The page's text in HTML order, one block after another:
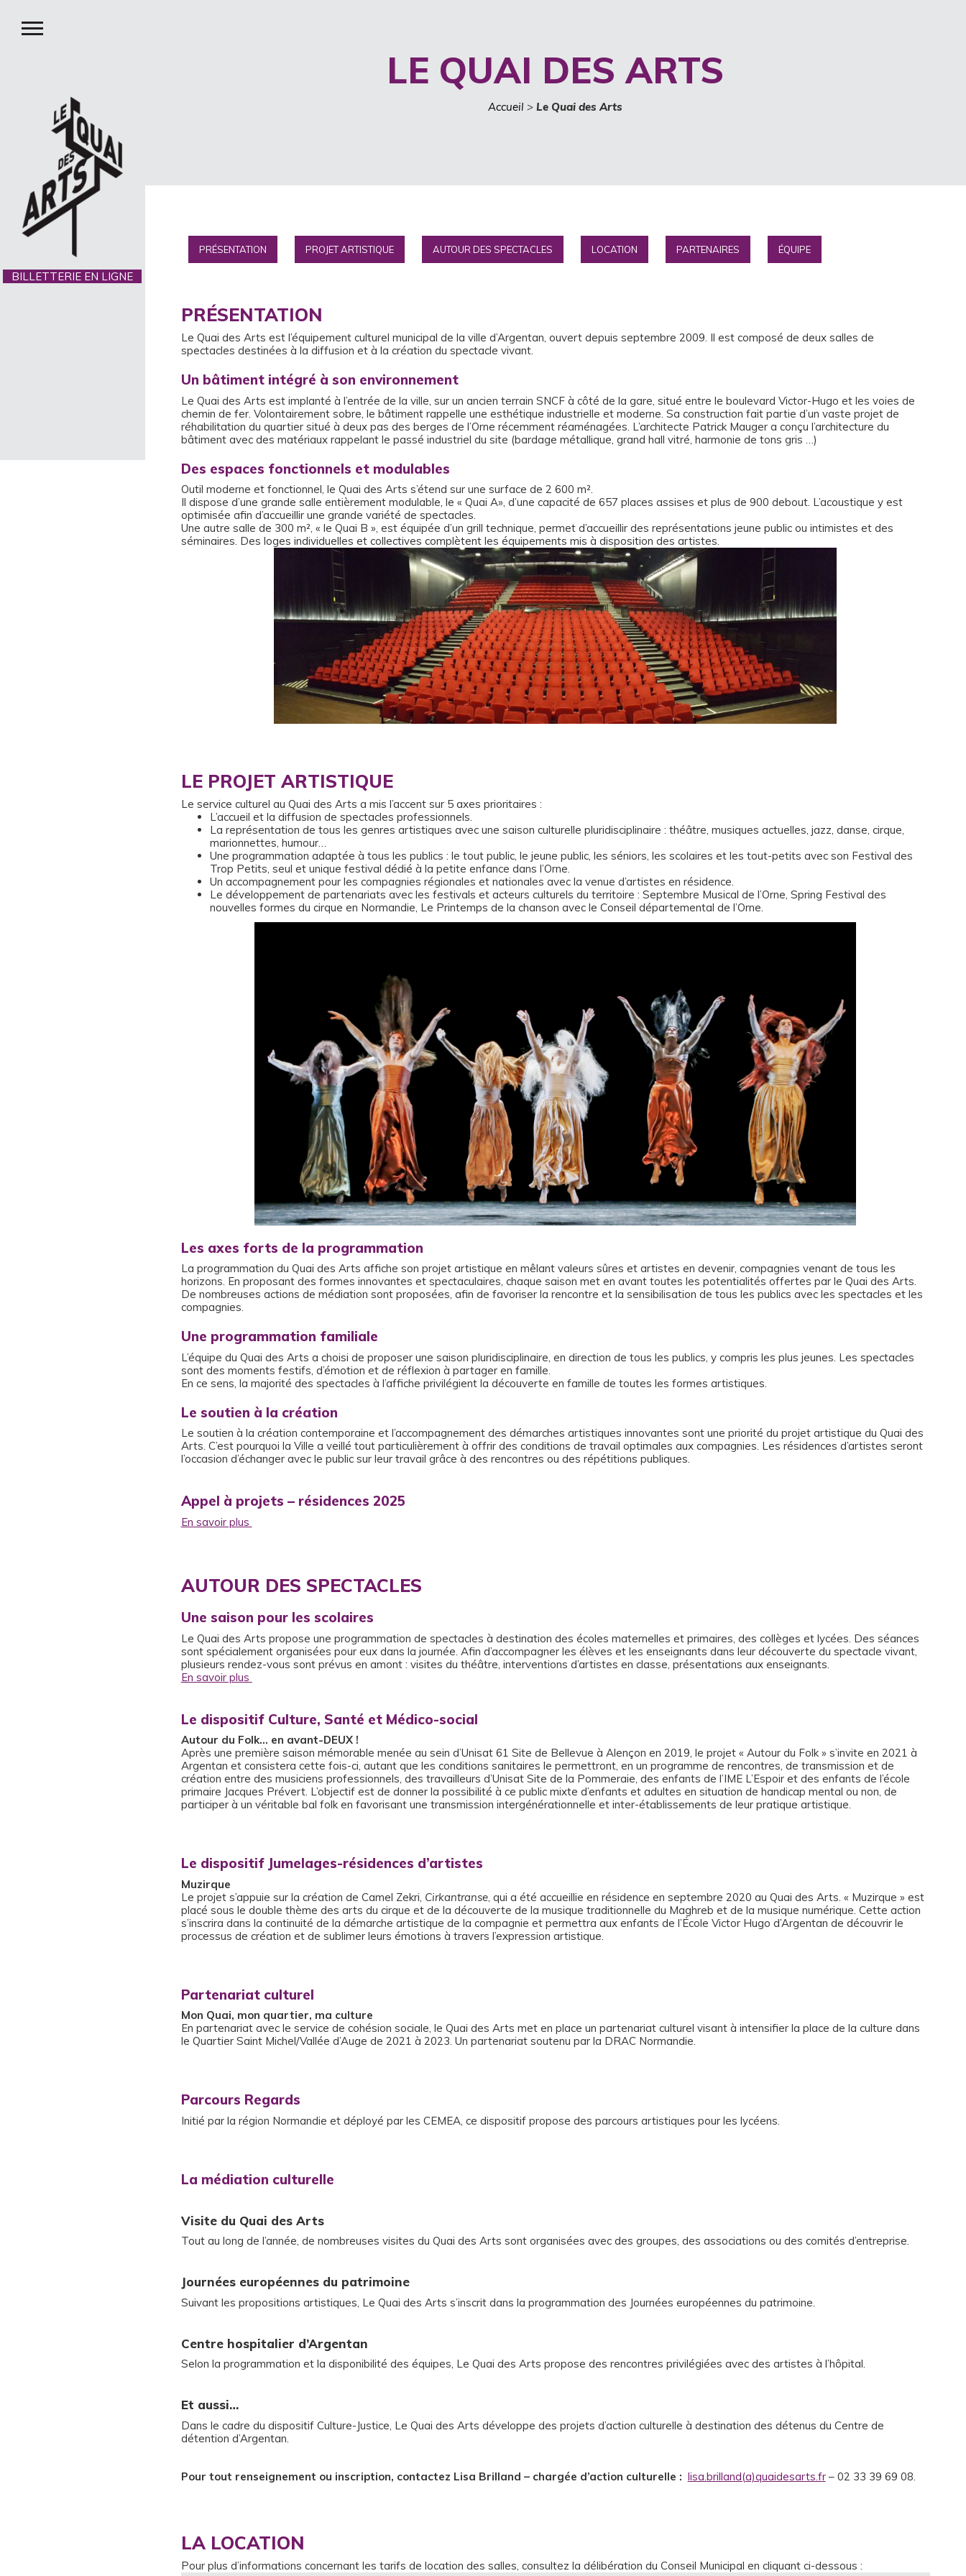
BILLETTERIE EN LIGNE
LE QUAI DES ARTS
Accueil >Le Quai des Arts
PRÉSENTATION PROJET ARTISTIQUE AUTOUR DES SPECTACLES LOCATION PARTENAIRES ÉQUIPE
PRÉSENTATION
Le Quai des Arts est l’équipement culturel municipal de la ville d’Argentan, ouvert depuis septembre 2009. Il est composé de deux salles de
spectacles destinées à la diffusion et à la création du spectacle vivant.
Un bâtiment intégré à son environnement
Le Quai des Arts est implanté à l’entrée de la ville, sur un ancien terrain SNCF à côté de la gare, situé entre le boulevard Victor-Hugo et les voies de
chemin de fer. Volontairement sobre, le bâtiment rappelle une esthétique industrielle et moderne. Sa construction fait partie d’un vaste projet de
réhabilitation du quartier situé à deux pas des berges de l’Orne récemment réaménagées. L’architecte Patrick Mauger a conçu l’architecture du
bâtiment avec des matériaux rappelant le passé industriel du site (bardage métallique, grand hall vitré, harmonie de tons gris …)
Des espaces fonctionnels et modulables
Outil moderne et fonctionnel, le Quai des Arts s’étend sur une surface de 2 600 m².
Il dispose d’une grande salle entièrement modulable, le « Quai A», d’une capacité de 657 places assises et plus de 900 debout. L’acoustique y est
optimisée afin d’accueillir une grande variété de spectacles.
Une autre salle de 300 m², « le Quai B », est équipée d’un grill technique, permet d’accueillir des représentations jeune public ou intimistes et des
séminaires. Des loges individuelles et collectives complètent les équipements mis à disposition des artistes.
LE PROJET ARTISTIQUE
Le service culturel au Quai des Arts a mis l’accent sur 5 axes prioritaires :
L’accueil et la diffusion de spectacles professionnels.
La représentation de tous les genres artistiques avec une saison culturelle pluridisciplinaire : théâtre, musiques actuelles, jazz, danse, cirque,
marionnettes, humour…
Une programmation adaptée à tous les publics : le tout public, le jeune public, les séniors, les scolaires et les tout-petits avec son Festival des
Trop Petits, seul et unique festival dédié à la petite enfance dans l’Orne.
Un accompagnement pour les compagnies régionales et nationales avec la venue d’artistes en résidence.
Le développement de partenariats avec les festivals et acteurs culturels du territoire : Septembre Musical de l’Orne, Spring Festival des
nouvelles formes du cirque en Normandie, Le Printemps de la chanson avec le Conseil départemental de l’Orne.
Les axes forts de la programmation
La programmation du Quai des Arts affiche son projet artistique en mêlant valeurs sûres et artistes en devenir, compagnies venant de tous les
horizons. En proposant des formes innovantes et spectaculaires, chaque saison met en avant toutes les potentialités offertes par le Quai des Arts.
De nombreuses actions de médiation sont proposées, afin de favoriser la rencontre et la sensibilisation de tous les publics avec les spectacles et les
compagnies.
Une programmation familiale
L’équipe du Quai des Arts a choisi de proposer une saison pluridisciplinaire, en direction de tous les publics, y compris les plus jeunes. Les spectacles
sont des moments festifs, d’émotion et de réflexion à partager en famille.
En ce sens, la majorité des spectacles à l’affiche privilégient la découverte en famille de toutes les formes artistiques.
Le soutien à la création
Le soutien à la création contemporaine et l’accompagnement des démarches artistiques innovantes sont une priorité du projet artistique du Quai des
Arts. C’est pourquoi la Ville a veillé tout particulièrement à offrir des conditions de travail optimales aux compagnies. Les résidences d’artistes seront
l’occasion d’échanger avec le public sur leur travail grâce à des rencontres ou des répétitions publiques.
Appel à projets – résidences 2025
En savoir plus
AUTOUR DES SPECTACLES
Une saison pour les scolaires
Le Quai des Arts propose une programmation de spectacles à destination des écoles maternelles et primaires, des collèges et lycées. Des séances
sont spécialement organisées pour eux dans la journée. Afin d’accompagner les élèves et les enseignants dans leur découverte du spectacle vivant,
plusieurs rendez-vous sont prévus en amont : visites du théâtre, interventions d’artistes en classe, présentations aux enseignants.
En savoir plus
Le dispositif Culture, Santé et Médico-social
Autour du Folk… en avant-DEUX !
Après une première saison mémorable menée au sein d’Unisat 61 Site de Bellevue à Alençon en 2019, le projet « Autour du Folk » s’invite en 2021 à
Argentan et consistera cette fois-ci, autant que les conditions sanitaires le permettront, en un programme de rencontres, de transmission et de
création entre des musiciens professionnels, des travailleurs d’Unisat Site de la Pommeraie, des enfants de l’IME L’Espoir et des enfants de l’école
primaire Jacques Prévert. L’objectif est de donner la possibilité à ce public mixte d’enfants et adultes en situation de handicap mental ou non, de
participer à un véritable bal folk en favorisant une transmission intergénérationnelle et inter-établissements de leur pratique artistique.
Le dispositif Jumelages-résidences d’artistes
Muzirque
Le projet s’appuie sur la création de Camel Zekri, Cirkantranse, qui a été accueillie en résidence en septembre 2020 au Quai des Arts. « Muzirque » est
placé sous le double thème des arts du cirque et de la découverte de la musique traditionnelle du Maghreb et de la musique numérique. Cette action
s’inscrira dans la continuité de la démarche artistique de la compagnie et permettra aux enfants de l’École Victor Hugo d’Argentan de découvrir le
processus de création et de sublimer leurs émotions à travers l’expression artistique.
Partenariat culturel
Mon Quai, mon quartier, ma culture
En partenariat avec le service de cohésion sociale, le Quai des Arts met en place un partenariat culturel visant à intensifier la place de la culture dans
le Quartier Saint Michel/Vallée d’Auge de 2021 à 2023. Un partenariat soutenu par la DRAC Normandie.
Parcours Regards
Initié par la région Normandie et déployé par les CEMEA, ce dispositif propose des parcours artistiques pour les lycéens.
La médiation culturelle
Visite du Quai des Arts
Tout au long de l’année, de nombreuses visites du Quai des Arts sont organisées avec des groupes, des associations ou des comités d’entreprise.
Journées européennes du patrimoine
Suivant les propositions artistiques, Le Quai des Arts s’inscrit dans la programmation des Journées européennes du patrimoine.
Centre hospitalier d’Argentan
Selon la programmation et la disponibilité des équipes, Le Quai des Arts propose des rencontres privilégiées avec des artistes à l’hôpital.
Et aussi…
Dans le cadre du dispositif Culture-Justice, Le Quai des Arts développe des projets d’action culturelle à destination des détenus du Centre de
détention d’Argentan.
Pour tout renseignement ou inscription, contactez Lisa Brilland – chargée d’action culturelle : lisa.brilland(a)quaidesarts.fr– 02 33 39 69 08.
LA LOCATION
Pour plus d’informations concernant les tarifs de location des salles, consultez la délibération du Conseil Municipal en cliquant ci-dessous :